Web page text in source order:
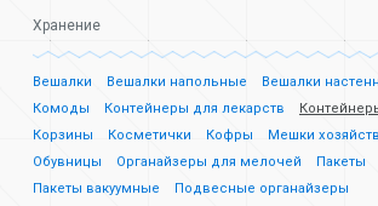
Хранение
Вешалки Вешалки напольные
Вешалки
Комоды
Контейнеры для лекарств
Корзины
Косметички Кофры
Мешки
Обувницы
Органайзеры для мелочей
Пакеты
Пакеты вакуумные
Подвесные органайзеры